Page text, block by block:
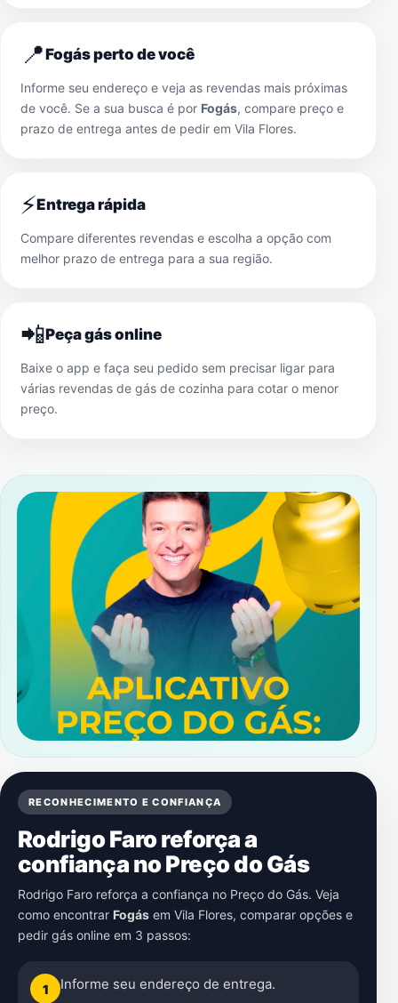
📍Fogás perto de você
Informe seu endereço e veja as revendas mais próximas
de você. Se a sua busca é por Fogás, compare preço e
prazo de entrega antes de pedir em Vila Flores.
⚡Entrega rápida
Compare diferentes revendas e escolha a opção com
melhor prazo de entrega para a sua região.
📲Peça gás online
Baixe o app e faça seu pedido sem precisar ligar para
várias revendas de gás de cozinha para cotar o menor
preço.
RECONHECIMENTO E CONFIANÇA
Rodrigo Faro reforça a
confiança no Preço do Gás
Rodrigo Faro reforça a confiança no Preço do Gás. Veja
como encontrar Fogás em Vila Flores, comparar opções e
pedir gás online em 3 passos:
1 Informe seu endereço de entrega.